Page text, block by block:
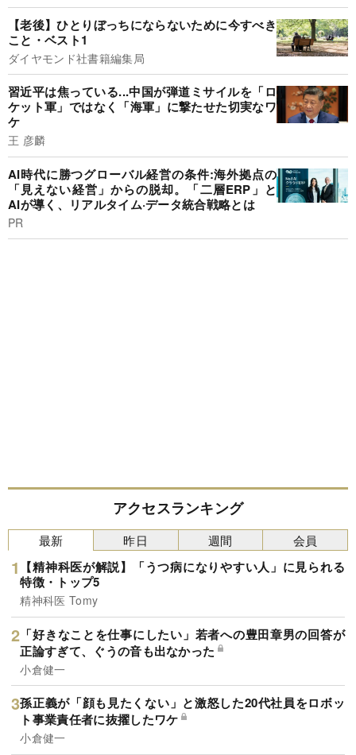
【老後】ひとりぼっちにならないために今すべき
こと・ベスト1
ダイヤモンド社書籍編集局
習近平は焦っている...中国が弾道ミサイルを「ロ
ケット軍」ではなく「海軍」に撃たせた切実なワ
ケ
王 彦麟
AI時代に勝つグローバル経営の条件:海外拠点の
「見えない経営」からの脱却。「二層ERP」と
AIが導く、リアルタイム·データ統合戦略とは
PR
アクセスランキング
最新
【精神科医が解説】「うつ病になりやすい人」に見られる
特徴・トップ5
精神科医 Tomy
「好きなことを仕事にしたい」若者への豊田章男の回答が
正論すぎて、ぐうの音も出なかった
小倉健一
孫正義が「顔も見たくない」と激怒した20代社員をロボッ
ト事業責任者に抜擢したワケ
小倉健一
昨日 週間 会員